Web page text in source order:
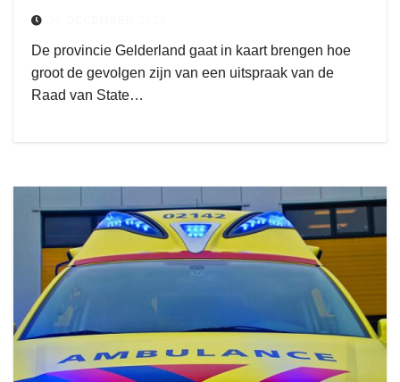
De provincie Gelderland gaat in kaart brengen hoe
groot de gevolgen zijn van een uitspraak van de
Raad van State…